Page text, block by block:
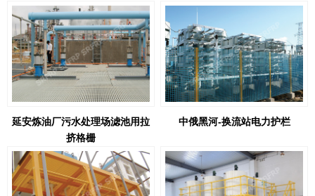
延安炼油厂污水处理场滤池用拉
挤格栅
中俄黑河-换流站电力护栏